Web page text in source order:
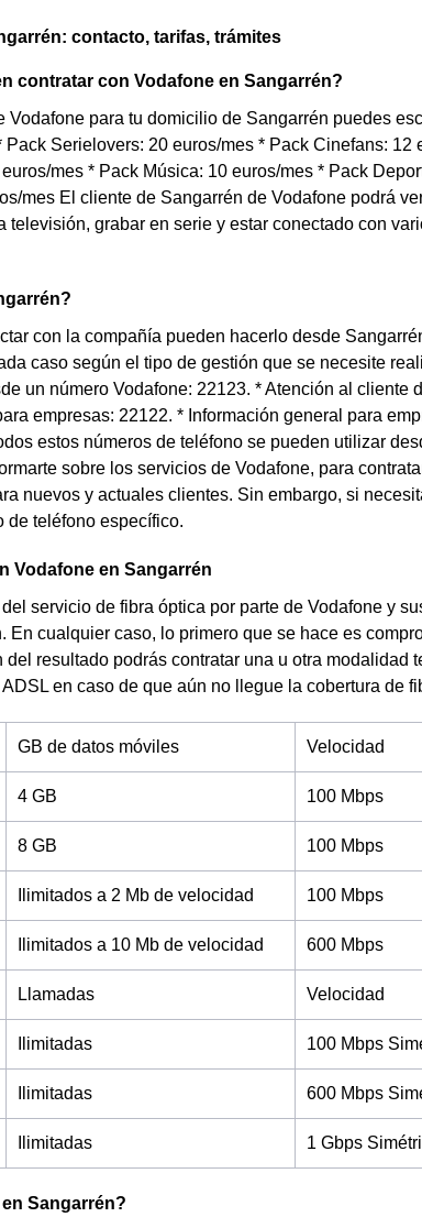
contacto, tarifas, trámites
contratar con Vodafone en Sangarrén?
para tu domicilio de Sangarrén puedes
Serielovers: 20 euros/mes * Pack Cinefans: 12
mes * Pack Música: 10 euros/mes * Pack
mes El cliente de Sangarrén de Vodafone podrá
grabar en serie y estar conectado con
con la compañía pueden hacerlo desde
caso según el tipo de gestión que se necesite
un número Vodafone: 22123. * Atención al cliente
empresas: 22122. * Información general para
estos números de teléfono se pueden utilizar
sobre los servicios de Vodafone, para
nuevos y actuales clientes. Sin embargo, si
de teléfono específico.
Vodafone en Sangarrén
servicio de fibra óptica por parte de Vodafone y
cualquier caso, lo primero que se hace es
resultado podrás contratar una u otra modalidad
en caso de que aún no llegue la cobertura de
GB de datos móviles Velocidad
4 GB 100 Mbps
8 GB 100 Mbps
Ilimitados a 2 Mb de velocidad 100 Mbps
Ilimitados a 10 Mb de velocidad 600 Mbps
Llamadas Velocidad
Ilimitadas 100 Mbps
Ilimitadas 600 Mbps
Ilimitadas 1 Gbps
Sangarrén?